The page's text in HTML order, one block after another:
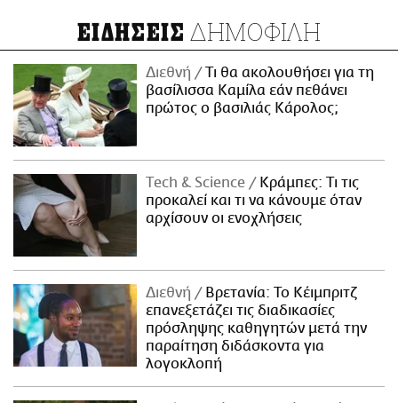
ΕΙΔΗΣΕΙΣ ΔΗΜΟΦΙΛΗ
Διεθνή
Τι θα ακολουθήσει για τη
βασίλισσα Καμίλα εάν πεθάνει
πρώτος ο βασιλιάς Κάρολος;
Τech & Science
Κράμπες: Τι τις
προκαλεί και τι να κάνουμε όταν
αρχίσουν οι ενοχλήσεις
Διεθνή
Βρετανία: Το Κέιμπριτζ
επανεξετάζει τις διαδικασίες
πρόσληψης καθηγητών μετά την
παραίτηση διδάσκοντα για
λογοκλοπή